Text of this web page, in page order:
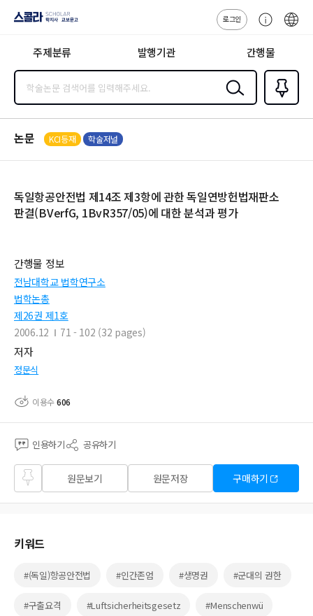
지사·교보문고
로그인
센
주제분류 발행기관 간행물
검색
즐겨찾
기0
논문 KCI등재 학술저널
독일항공안전법 제14조 제3항에 관한 독일연방헌법재판소
판결(BVerfG, 1BvR357/05)에 대한 분석과 평가
간행물 정보
전남대학교 법학연구소
법학논총
제26권 제1호
2006.12
71 - 102 (32 pages)
저자
정문식
이용수606
인용하기 공유하기
즐겨
찾기
원문보기 원문저장 구매하기
키워드
#(독일)항공안전법 #인간존엄 #생명권 #군대의 권한
#구출요격 #Luftsicherheitsgesetz #Menschenwü